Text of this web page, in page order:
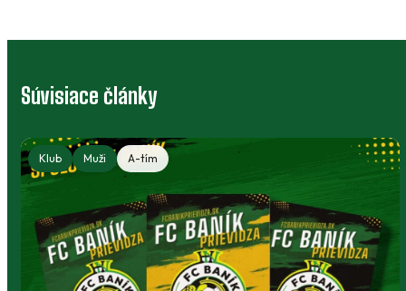
Súvisiace články
Klub Muži A-tím